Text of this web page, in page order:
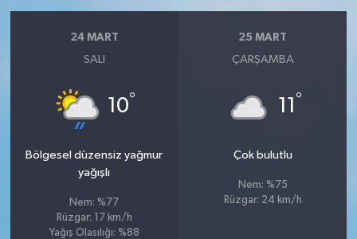
24 MART
SALI
10°
Bölgesel düzensiz yağmur
yağışlı
Nem: %77
Rüzgar: 17 km/h
Yağış Olasılığı: %88
25 MART
ÇARŞAMBA
11 °
Çok bulutlu
Nem: %75
Rüzgar: 24 km/h